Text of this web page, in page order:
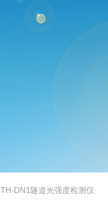
TH-DN1隧道光强度检测仪